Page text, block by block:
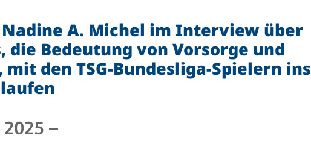
A. Michel im Interview über
die Bedeutung von Vorsorge und
mit den TSG-Bundesliga-Spielern ins
2025 –